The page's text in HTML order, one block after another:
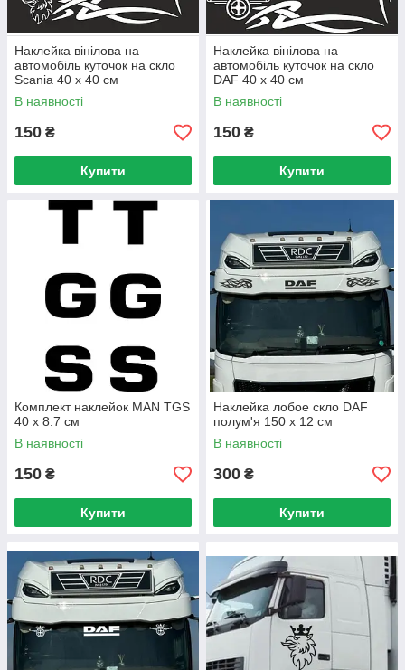
Наклейка вінілова на
автомобіль куточок на скло
Scania 40 х 40 см
В наявності
150 ₴
Купити
Наклейка вінілова на
автомобіль куточок на скло
DAF 40 х 40 см
В наявності
150 ₴
Купити
Комплект наклейок MAN TGS
40 х 8.7 см
В наявності
150 ₴
Купити
Наклейка лобое скло DAF
полум'я 150 х 12 см
В наявності
300 ₴
Купити